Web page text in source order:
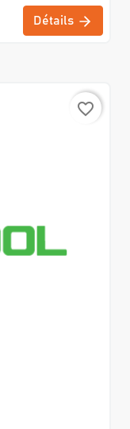
Détails
favorite_border